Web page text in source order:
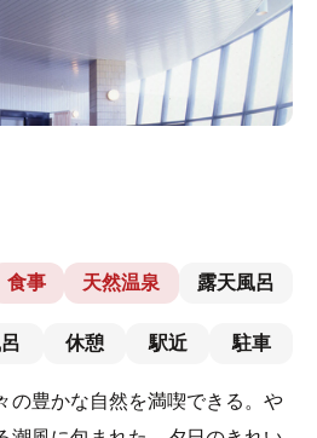
食事 天然温泉 露天風呂
休憩 駅近 駐車
の豊かな自然を満喫できる。や